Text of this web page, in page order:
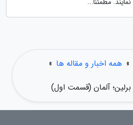
» همه اخبار و مقاله ها »
آلمان (قسمت اول)